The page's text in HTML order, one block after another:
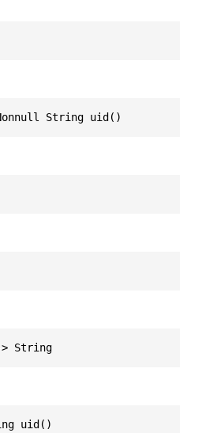
String uid()
String
uid()